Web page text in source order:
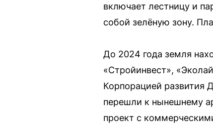
включает лестницу и
собой зелёную зону.
До 2024 года земля
«Стройинвест»,
Корпорацией развития
перешли к нынешнему
проект с